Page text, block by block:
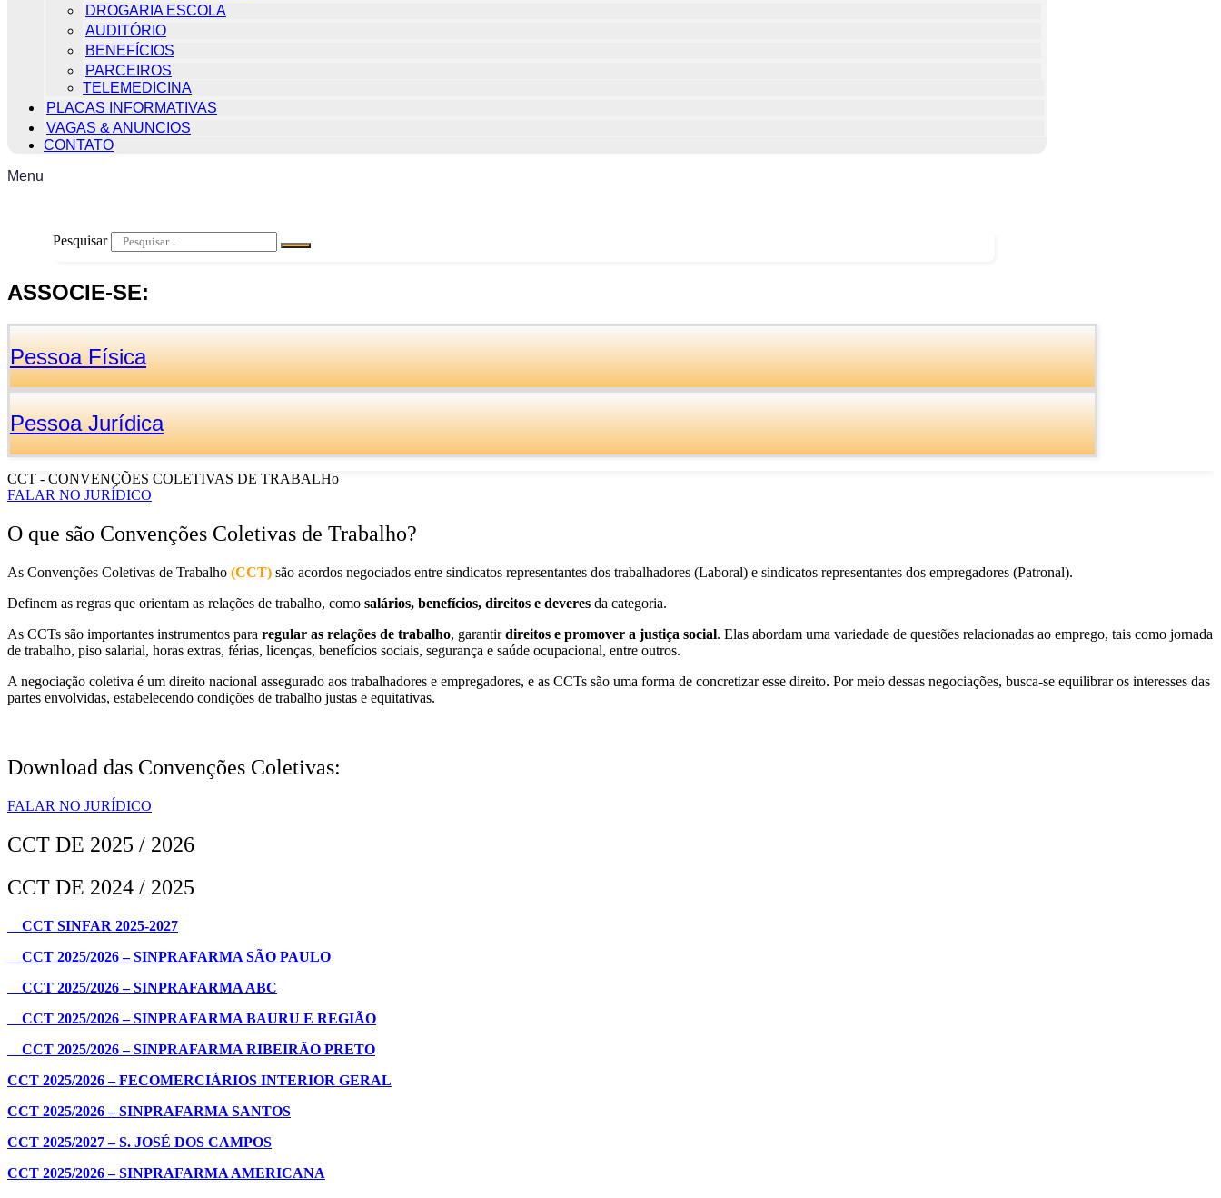
DROGARIA ESCOLA
AUDITÓRIO
BENEFÍCIOS
PARCEIROS
TELEMEDICINA
PLACAS INFORMATIVAS
VAGAS & ANUNCIOS
CONTATO
Menu
Pesquisar
ASSOCIE-SE:
Pessoa Física
Pessoa Jurídica
CCT - CONVENÇÕES COLETIVAS DE TRABALHo
FALAR NO JURÍDICO
O que são Convenções Coletivas de Trabalho?
As Convenções Coletivas de Trabalho (CCT) são acordos negociados entre sindicatos representantes dos trabalhadores (Laboral) e sindicatos representantes dos empregadores (Patronal).
Definem as regras que orientam as relações de trabalho, como salários, benefícios, direitos e deveres da categoria.
As CCTs são importantes instrumentos para regular as relações de trabalho, garantirdireitos e promover a justiça social. Elas abordam uma variedade de questões relacionadas ao emprego, tais como jornada
de trabalho, piso salarial, horas extras, férias, licenças, benefícios sociais, segurança e saúde ocupacional, entre outros.
A negociação coletiva é um direito nacional assegurado aos trabalhadores e empregadores, e as CCTs são uma forma de concretizar esse direito. Por meio dessas negociações, busca-se equilibrar os interesses das
partes envolvidas, estabelecendo condições de trabalho justas e equitativas.
Download das Convenções Coletivas:
FALAR NO JURÍDICO
CCT DE 2025 / 2026
CCT DE 2024 / 2025
CCT SINFAR 2025-2027
CCT 2025/2026 – SINPRAFARMA SÃO PAULO
CCT 2025/2026 – SINPRAFARMA ABC
CCT 2025/2026 – SINPRAFARMA BAURU E REGIÃO
CCT 2025/2026 – SINPRAFARMA RIBEIRÃO PRETO
CCT 2025/2026 – FECOMERCIÁRIOS INTERIOR GERAL
CCT 2025/2026 – SINPRAFARMA SANTOS
CCT 2025/2027 – S. JOSÉ DOS CAMPOS
CCT 2025/2026 – SINPRAFARMA AMERICANA